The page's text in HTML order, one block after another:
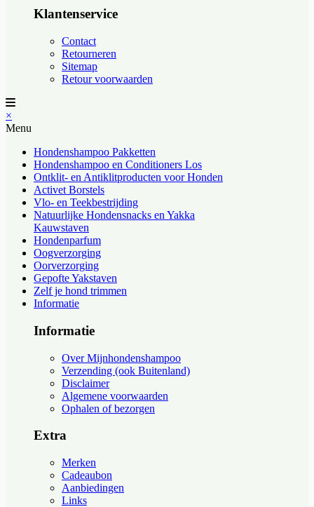
Klantenservice
Contact
Retourneren
Sitemap
Retour voorwaarden
×
Menu
Hondenshampoo Pakketten
Hondenshampoo en Conditioners Los
Ontklit- en Antiklitproducten voor Honden
Activet Borstels
Vlo- en Teekbestrijding
Natuurlijke Hondensnacks en Yakka
Kauwstaven
Hondenparfum
Oogverzorging
Oorverzorging
Gepofte Yakstaven
Zelf je hond trimmen
Informatie
Informatie
Over Mijnhondenshampoo
Verzending (ook Buitenland)
Disclaimer
Algemene voorwaarden
Ophalen of bezorgen
Extra
Merken
Cadeaubon
Aanbiedingen
Links